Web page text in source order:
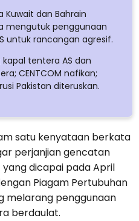
dan Bahrain
mengutuk penggunaan
untuk rancangan agresif.
tentera AS dan
CENTCOM nafikan;
Pakistan diteruskan.
satu kenyataan berkata
perjanjian gencatan
dicapai pada April
Piagam Pertubuhan
melarang penggunaan
berdaulat.